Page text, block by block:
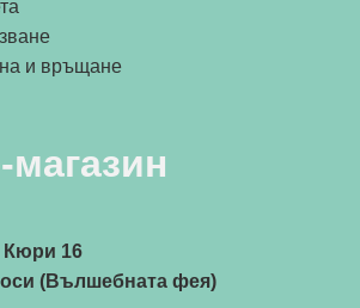
и връщане
16
(Вълшебната фея)